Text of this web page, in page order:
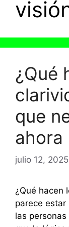
¿Qué
que
ahora
julio 12, 2025
¿Qué hacen
parece
las